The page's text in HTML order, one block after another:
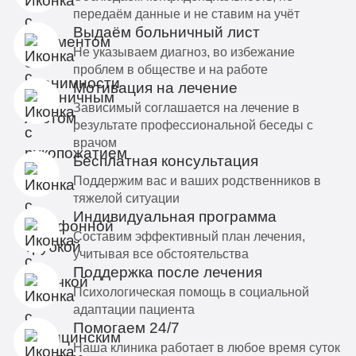
передаём данные и не ставим на учёт
Выдаём больничный лист
Не указываем диагноз, во избежание
проблем в обществе и на работе
Мотивация на лечение
Зависимый соглашается на лечение в
результате профессиональной беседы с
врачом
Бесплатная консультация
Поддержим вас и ваших родственников в
тяжелой ситуации
Индивидуальная программа
Составим эффективный план лечения,
учитывая все обстоятельства
Поддержка после лечения
Психологическая помощь в социальной
адаптации пациента
Помогаем 24/7
Наша клиника работает в любое время суток